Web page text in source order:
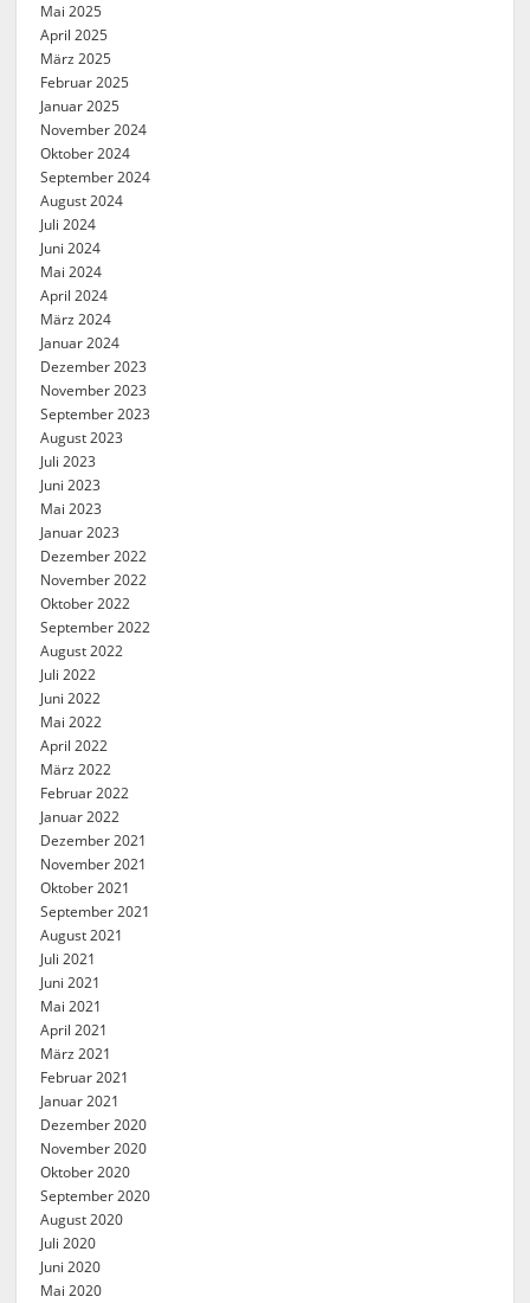
Mai 2025
April 2025
März 2025
Februar 2025
Januar 2025
November 2024
Oktober 2024
September 2024
August 2024
Juli 2024
Juni 2024
Mai 2024
April 2024
März 2024
Januar 2024
Dezember 2023
November 2023
September 2023
August 2023
Juli 2023
Juni 2023
Mai 2023
Januar 2023
Dezember 2022
November 2022
Oktober 2022
September 2022
August 2022
Juli 2022
Juni 2022
Mai 2022
April 2022
März 2022
Februar 2022
Januar 2022
Dezember 2021
November 2021
Oktober 2021
September 2021
August 2021
Juli 2021
Juni 2021
Mai 2021
April 2021
März 2021
Februar 2021
Januar 2021
Dezember 2020
November 2020
Oktober 2020
September 2020
August 2020
Juli 2020
Juni 2020
Mai 2020